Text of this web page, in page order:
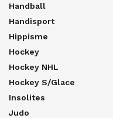
Handball
Handisport
Hippisme
Hockey
Hockey NHL
Hockey S/glace
Insolites
Judo